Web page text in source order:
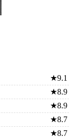
★9.1
★8.9
★8.9
★8.7
★8.7